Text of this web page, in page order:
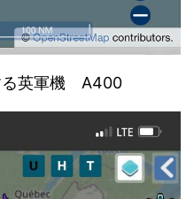
る英軍機 A400